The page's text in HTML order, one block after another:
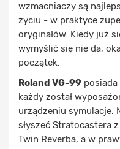
wzmacniaczy są
życiu - w praktyce
oryginałów. Kiedy już
wymyślić się nie da,
początek.
Roland VG-99
każdy został
urządzeniu symulacje.
słyszeć Stratocastera
Twin Reverba, a w